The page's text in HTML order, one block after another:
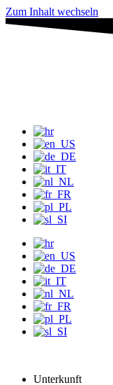
Zum Inhalt wechseln
Unterkunft